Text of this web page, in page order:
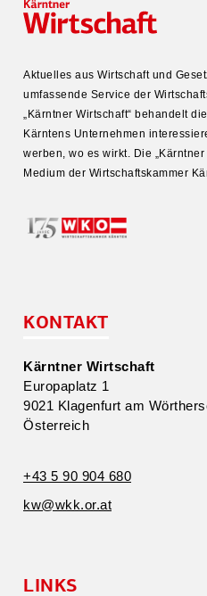
Aktuelles aus Wirtschaft und
umfas­sende Service der
„Kärntner Wirtschaft“ behandelt
Kärntens Unter­nehmen
werben, wo es wirkt. Die „Kärntner
Medium der Wirtschafts­kammer
KONTAKT
Kärntner Wirtschaft
Europa­platz 1
9021 Klagenfurt am
Öster­reich
+43 5 90 904 680
kw@​wkk.​or.​at
LINKS